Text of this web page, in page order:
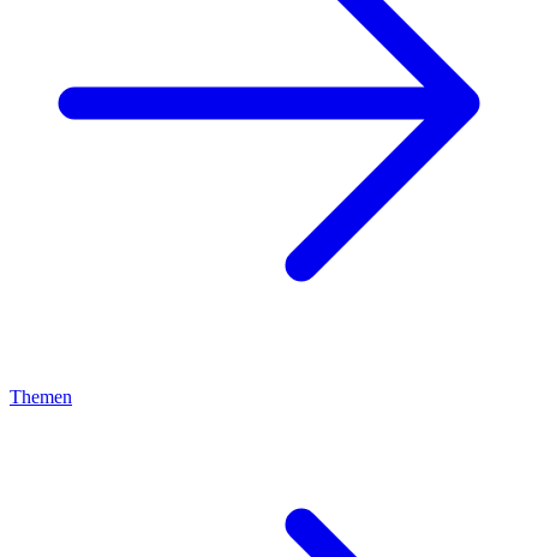
Themen